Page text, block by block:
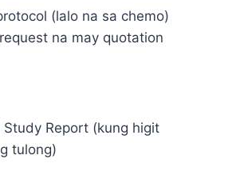
(lalo na sa chemo)
na may quotation
Study Report (kung higit
tulong)